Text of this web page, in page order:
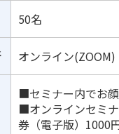
50名
オンライン(ZOOM)
■セミナー内でお
■オンラインセミ
券（電子版）1000